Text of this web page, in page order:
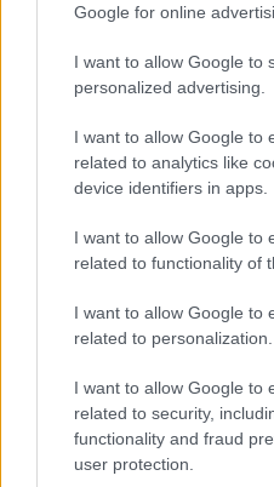
Google for online
I want to allow Google to
personalized advertising.
I want to allow Google to
related to analytics like
device identifiers in apps.
I want to allow Google to
related to functionality of
I want to allow Google to
related to personalization.
I want to allow Google to
related to security,
functionality and fraud
user protection.
Sanità sarda e
comunità, industria
Ilaria Galli · 15 Giu 2026
Dati e numeri su
ESG: performance e rischio